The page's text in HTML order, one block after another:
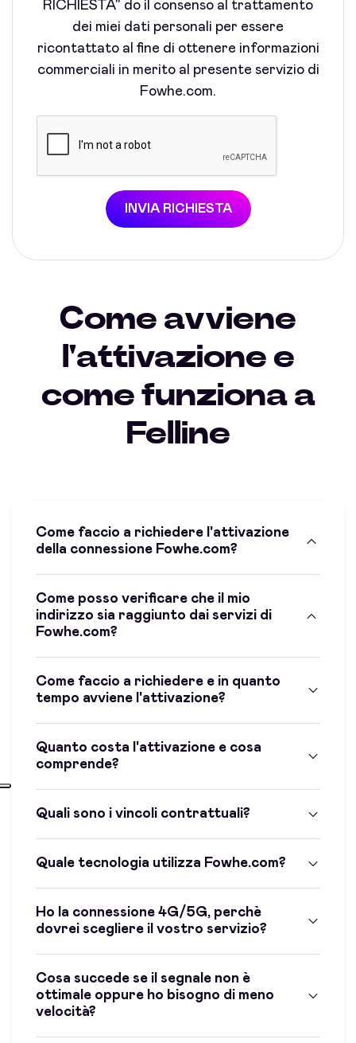
RICHIESTA" do il consenso al trattamento
dei miei dati personali per essere
ricontattato al fine di ottenere informazioni
commerciali in merito al presente servizio di
Fowhe.com.
INVIA RICHIESTA
Come avviene
l'attivazione e
come funziona a
Felline
Come faccio a richiedere l'attivazione
della connessione Fowhe.com?
Come posso verificare che il mio
indirizzo sia raggiunto dai servizi di
Fowhe.com?
Come faccio a richiedere e in quanto
tempo avviene l'attivazione?
Quanto costa l'attivazione e cosa
comprende?
Quali sono i vincoli contrattuali?
Quale tecnologia utilizza Fowhe.com?
Ho la connessione 4G/5G, perchè
dovrei scegliere il vostro servizio?
Cosa succede se il segnale non è
ottimale oppure ho bisogno di meno
velocità?